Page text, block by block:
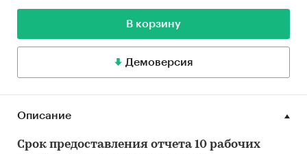
В корзину
Демоверсия
Описание
Срок предоставления отчета 10 рабочих